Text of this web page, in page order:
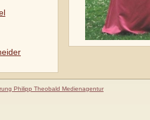
Philipp Theobald Medienagentur